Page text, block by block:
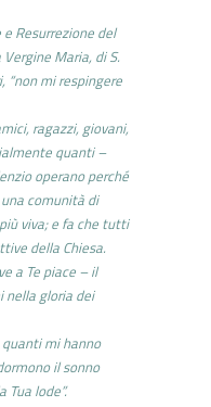
Resurrezione del
Maria, di S.
“non mi respingere
ragazzi, giovani,
quanti –
operano perché
comunità di
viva; e fa che tutti
della Chiesa.
a Te piace – il
nella gloria dei
mi hanno
il sonno
lode”.